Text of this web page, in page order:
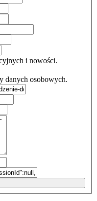
i nowości.
danych osobowych.